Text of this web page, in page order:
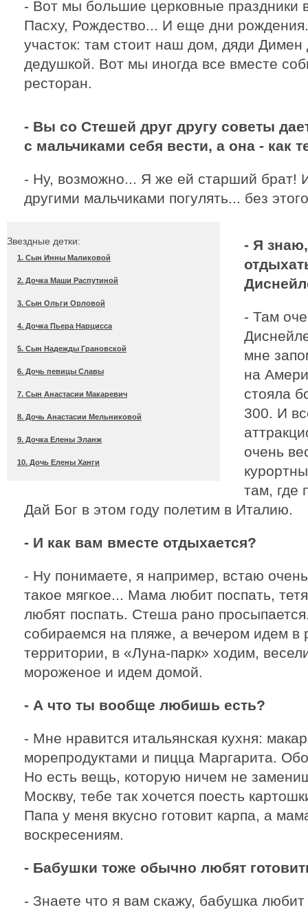
- Вот мы большие церковные праздники
Пасху, Рождество... И еще дни
участок: там стоит наш дом, дяди
дедушкой. Вот мы иногда все вместе
ресторан.
- Вы со Стешей друг другу советы
с мальчиками себя вести, а она - как
- Ну, возможно... Я же ей старший брат!
другими мальчиками погулять... без
Звездные детки:
1. Сын Инны Маликовой
2. Дочка Маши Распутиной
3. Сын Ольги Орловой
4. Дочка Пьера Нарцисса
5. Сын Надежды Грановской
6. Дочь певицы Славы
7. Сын Анастасии Макаревич
8. Дочь Анастасии Мельниковой
9. Дочка Елены Эланж
10. Дочь Елены Ханги
- Я
- Там
мне
на
стояла
300. И
очень
там, где
Дай Бог в этом году полетим в Италию.
- И как вам вместе отдыхается?
- Ну понимаете, я например, встаю
такое мягкое... Мама любит поспать,
любят поспать. Стеша рано
собираемся на пляже, а вечером идем в
территории, в «Луна-парк» ходим,
мороженое и идем домой.
- А что ты вообще любишь есть?
- Мне нравится итальянская кухня:
морепродуктами и пицца Маргарита.
Но есть вещь, которую ничем не
Москву, тебе так хочется поесть
Папа у меня вкусно готовит карпа, а
воскресениям.
- Бабушки тоже обычно любят
- Знаете что я вам скажу, бабушка